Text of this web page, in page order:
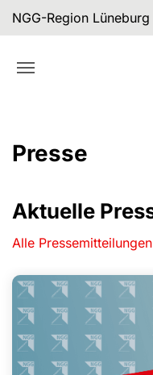
Skip to main navigation
Skip to main content
Skip to page footer
NGG-Region Lüneburg
Presse
Aktuelle
Alle Pressemitteilungen